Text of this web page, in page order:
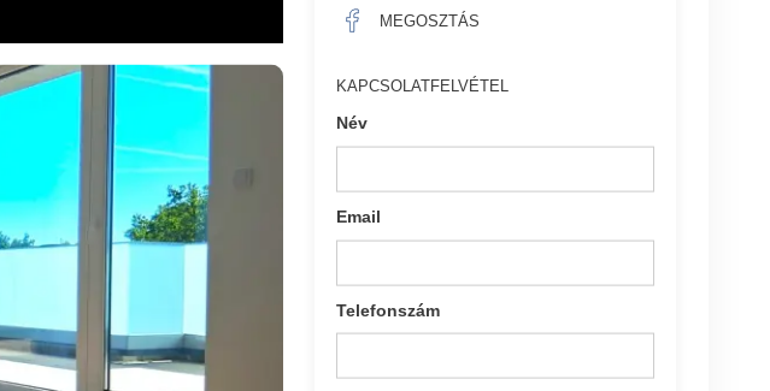
MEGOSZTÁS
KAPCSOLATFELVÉTEL
Név
Email
Telefonszám